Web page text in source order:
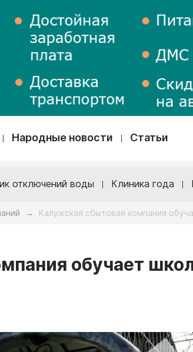
Народные новости Статьи
отключений воды Клиника года
→ Калужская сбытовая компания
обучает